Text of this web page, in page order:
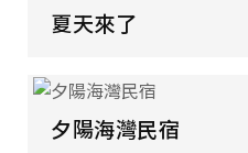
夏天來了
夕陽海灣民宿